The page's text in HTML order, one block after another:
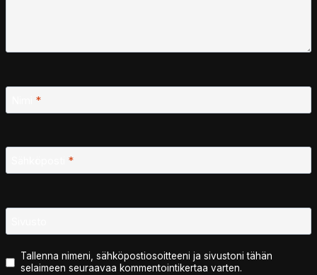
*
*
Tallenna nimeni, sähköpostiosoitteeni ja sivustoni tähän
selaimeen seuraavaa kommentointikertaa varten.